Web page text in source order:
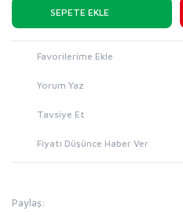
SEPETE EKLE
Yorum Yaz
Tavsiye Et
Fiyatı Düşünce Haber Ver
Paylaş: